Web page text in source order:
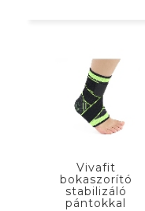
Vivafit
bokaszorító
stabilizáló
pántokkal